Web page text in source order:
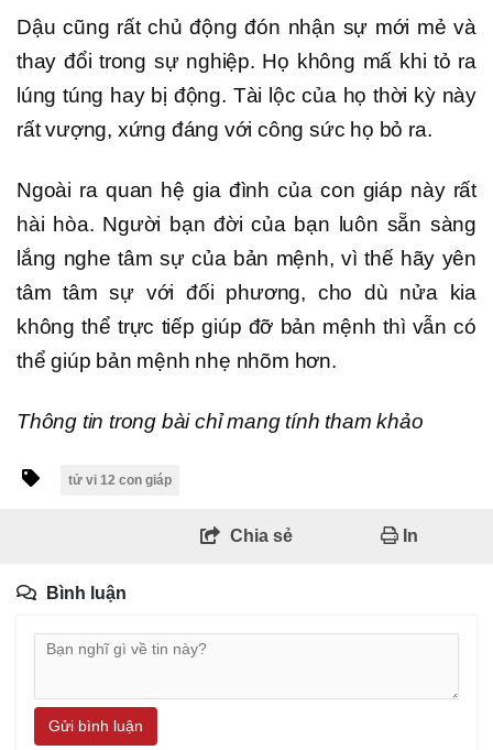
Dậu cũng rất chủ động đón nhận sự mới mẻ và
thay đổi trong sự nghiệp. Họ không mấ khi tỏ ra
lúng túng hay bị động. Tài lộc của họ thời kỳ này
rất vượng, xứng đáng với công sức họ bỏ ra.
Ngoài ra quan hệ gia đình của con giáp này rất
hài hòa. Người bạn đời của bạn luôn sẵn sàng
lắng nghe tâm sự của bản mệnh, vì thế hãy yên
tâm tâm sự với đối phương, cho dù nửa kia
không thể trực tiếp giúp đỡ bản mệnh thì vẫn có
thể giúp bản mệnh nhẹ nhõm hơn.
Thông tin trong bài chỉ mang tính tham khảo
tử vi 12 con giáp
Chia sẻ In
Bình luận
Gửi bình luận